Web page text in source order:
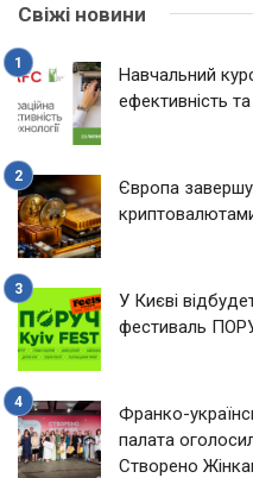
Свіжі новини
Навчальний
ефективність
Європа
У Києві
фестиваль
Франко-
палата
Створено